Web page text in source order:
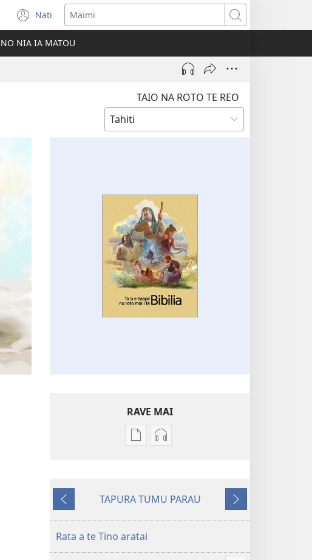
Nati
(opens
new
window)
Maimi
NO NIA IA MATOU
TAIO NA ROTO TE REO
RAVE MAI
No
i
mau
papai
No
i
To
na
mua
ˈtu
TAPURA TUMU PARAU
To
muri
Rata a te Tino aratai